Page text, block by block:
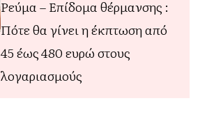
Ρεύμα – Επίδομα θέρμανσης :
Πότε θα γίνει η έκπτωση από
45 έως 480 ευρώ στους
λογαριασμούς